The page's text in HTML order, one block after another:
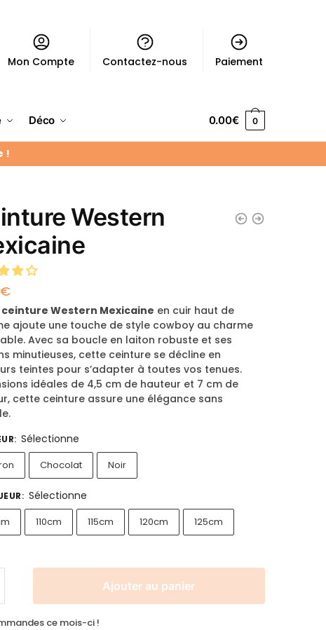
Mon Compte Contactez-nous Paiement
Déco 0.00€ 0
!
Western
€
ceinture Western Mexicaine en cuir haut de
ajoute une touche de style cowboy au charme
Avec sa boucle en laiton robuste et ses
minutieuses, cette ceinture se décline en
teintes pour s’adapter à toutes vos tenues.
idéales de 4,5 cm de hauteur et 7 cm de
cette ceinture assure une élégance sans
: Sélectionne
Chocolat Noir
: Sélectionne
110cm 115cm 120cm 125cm
Ajouter au panier
ce mois-ci !